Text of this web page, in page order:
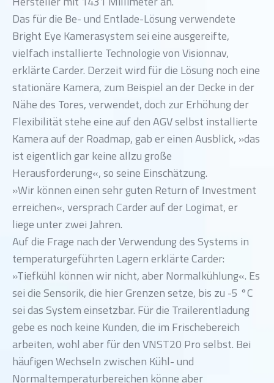
Das für die Be- und Entlade-Lösung verwendete
Bright Eye Kamerasystem sei eine ausgereifte,
vielfach installierte Technologie von Visionnav,
erklärte Carder. Derzeit wird für die Lösung noch eine
stationäre Kamera, zum Beispiel an der Decke in der
Nähe des Tores, verwendet, doch zur Erhöhung der
Flexibilität stehe eine auf den AGV selbst installierte
Kamera auf der Roadmap, gab er einen Ausblick, »das
ist eigentlich gar keine allzu große
Herausforderung«, so seine Einschätzung.
»Wir können einen sehr guten Return of Investment
erreichen«, versprach Carder auf der Logimat, er
liege unter zwei Jahren.
Auf die Frage nach der Verwendung des Systems in
temperaturgeführten Lagern erklärte Carder:
»Tiefkühl können wir nicht, aber Normalkühlung«. Es
sei die Sensorik, die hier Grenzen setze, bis zu -5 °C
sei das System einsetzbar. Für die Trailerentladung
gebe es noch keine Kunden, die im Frischebereich
arbeiten, wohl aber für den VNST20 Pro selbst. Bei
häufigen Wechseln zwischen Kühl- und
Normaltemperaturbereichen könne aber